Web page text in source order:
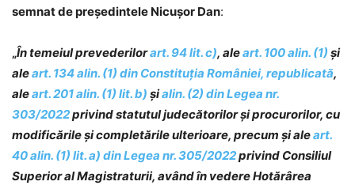
semnat de președintele Nicușor Dan:
„În temeiul prevederilorart. 94 lit. c), aleart. 100 alin. (1) și
aleart. 134 alin. (1) din Constituția României, republicată,
aleart. 201 alin. (1) lit. b) șialin. (2) din Legea nr.
303/2022privind statutul judecătorilor și procurorilor, cu
modificările și completările ulterioare, precum și aleart.
40 alin. (1) lit. a) din Legea nr. 305/2022privind Consiliul
Superior al Magistraturii, având în vedere Hotărârea